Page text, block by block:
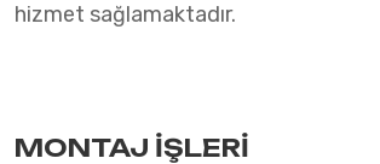
hizmet sağlamaktadır.
MONTAJ İŞLERİ